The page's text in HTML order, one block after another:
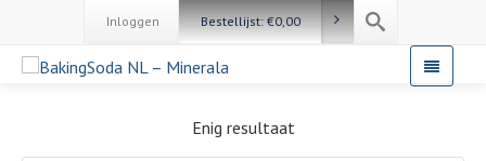
Inloggen Bestellijst:€0,00
Enig resultaat